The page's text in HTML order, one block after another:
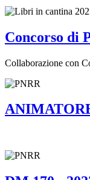
Concorso di
Collaborazione con